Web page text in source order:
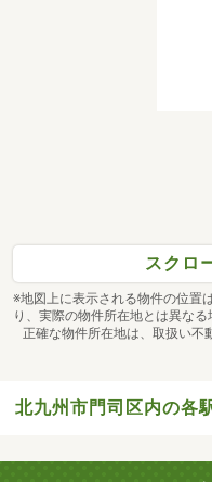
スクロ
※地図上に表示される物件の位置
り、実際の物件所在地とは異なる
正確な物件所在地は、取扱い不
北九州市門司区内の各